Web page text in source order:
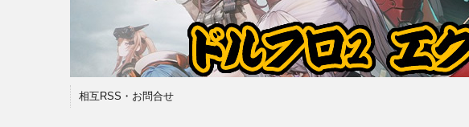
相互RSS・お問合せ